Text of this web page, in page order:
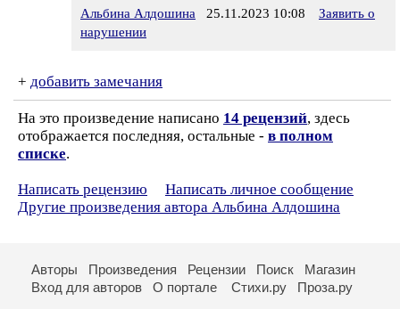
Альбина Алдошина 25.11.2023 10:08
Заявить о
нарушении
+ добавить замечания
На это произведение написано 14 рецензий, здесь
отображается последняя, остальные - в полном
списке.
Написать рецензию
Написать личное сообщение
Другие произведения автора Альбина Алдошина
Авторы Произведения Рецензии Поиск
Магазин
Вход для авторов
О портале Стихи.ру Проза.ру